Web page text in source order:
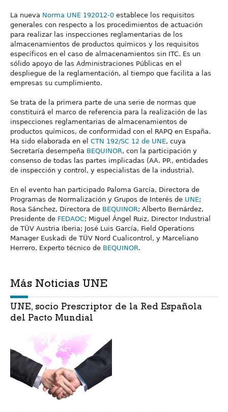
La nueva Norma UNE 192012-0 establece los requisitos
generales con respecto a los procedimientos de actuación
para realizar las inspecciones reglamentarias de los
almacenamientos de productos químicos y los requisitos
específicos en el caso de almacenamientos sin ITC. Es un
sólido apoyo de las Administraciones Públicas en el
despliegue de la reglamentación, al tiempo que facilita a las
empresas su cumplimiento.
Se trata de la primera parte de una serie de normas que
constituirá el marco de referencia para la realización de las
inspecciones reglamentarias de almacenamientos de
productos químicos, de conformidad con el RAPQ en España.
Ha sido elaborada en el CTN 192/SC 12 de UNE, cuya
Secretaría desempeña BEQUINOR, con la participación y
consenso de todas las partes implicadas (AA. PP., entidades
de inspección y control, y especialistas de la industria).
En el evento han participado Paloma García, Directora de
Programas de Normalización y Grupos de Interés de UNE;
Rosa Sánchez, Directora de BEQUINOR; Alberto Bernárdez,
Presidente de FEDAOC; Miguel Ángel Ruiz, Director Industrial
de TÜV Austria Iberia; José Luis García, Field Operations
Manager Euskadi de TÜV Nord Cualicontrol, y Marceliano
Herrero, Experto técnico de BEQUINOR.
Más Noticias UNE
UNE, socio Prescriptor de la Red Española
del Pacto Mundial